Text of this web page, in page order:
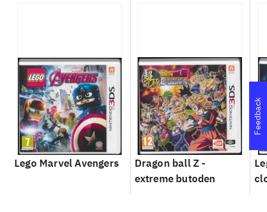
Lego Marvel Avengers
Dragon ball Z -
extreme butoden
Feedback